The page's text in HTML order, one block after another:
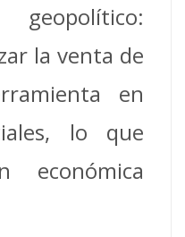
geopolítico:
la venta de
en
lo que
económica